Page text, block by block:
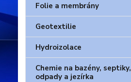
Folie a membrány
Geotextilie
Hydroizolace
Chemie na bazény, septiky,
odpady a jezírka